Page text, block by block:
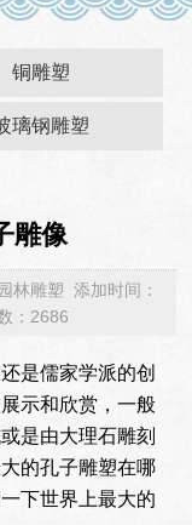
铜雕塑
璃钢雕塑
雕像
林雕塑 添加时间：
：2686
是儒家学派的创
示和欣赏，一般
是由大理石雕刻
的孔子雕塑在哪
下世界上最大的